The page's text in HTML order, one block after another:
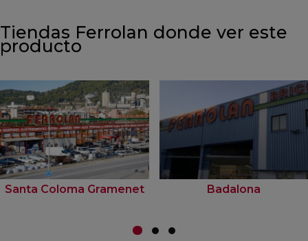
Tiendas Ferrolan donde ver este
producto
Santa Coloma Gramenet Badalona